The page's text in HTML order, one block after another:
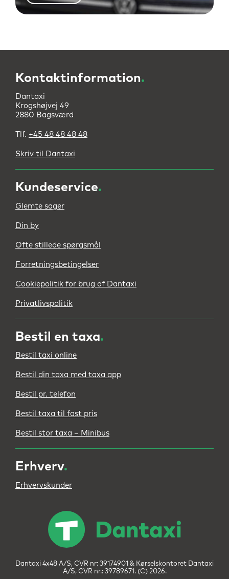
Kontaktinformation.
Dantaxi
Krogshøjvej 49
2880 Bagsværd
Tlf. +45 48 48 48 48
Skriv til Dantaxi
Kundeservice.
Glemte sager
Din by
Ofte stillede spørgsmål
Forretningsbetingelser
Cookiepolitik for brug af Dantaxi
Privatlivspolitik
Bestil en taxa.
Bestil taxi online
Bestil din taxa med taxa app
Bestil pr. telefon
Bestil taxa til fast pris
Bestil stor taxa – Minibus
Erhverv.
Erhvervskunder
Dantaxi 4x48 A/S, CVR nr: 39174901 & Kørselskontoret Dantaxi
A/S, CVR nr.: 39789671. (C) 2026.